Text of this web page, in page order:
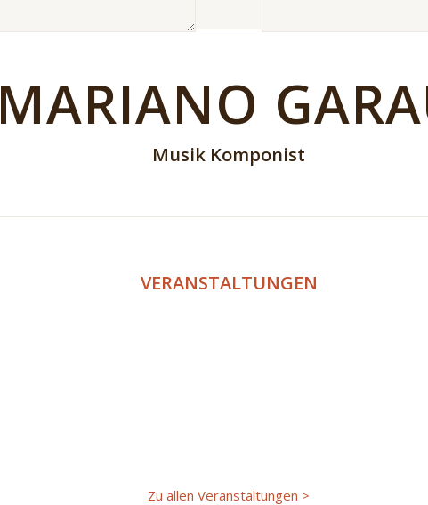
MARIANO
Musik Komponist
VERANSTALTUNGEN
Zu allen Veranstaltungen >